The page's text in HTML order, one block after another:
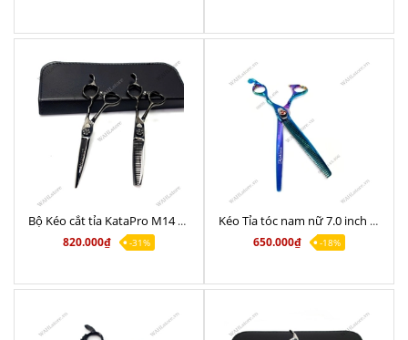
Bộ Kéo cắt tỉa KataPro M14 Black Chính Hãng
820.000₫
-31%
Kéo Tỉa tóc nam nữ 7.0 inch s1 chất lượng sắc bén
650.000₫
-18%